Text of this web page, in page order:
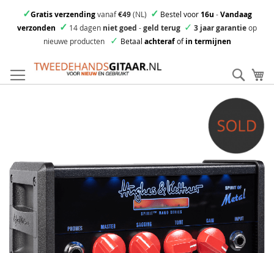
✓Gratis verzendingvanaf€49(NL) ✓ Bestel voor16u -Vandaag
verzonden ✓ 14 dagen niet goed -geld terug ✓ 3 jaar garantieop
nieuwe producten
✓ Betaal achterafofin termijnen
direct
door
the
images
gallery